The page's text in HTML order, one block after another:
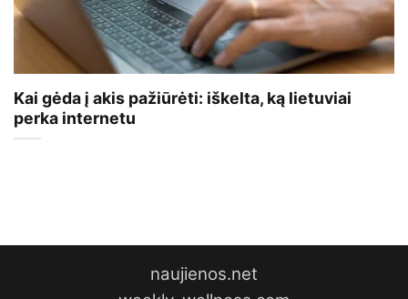
Kai gėda į akis pažiūrėti: iškelta, ką lietuviai
perka internetu
naujienos.net